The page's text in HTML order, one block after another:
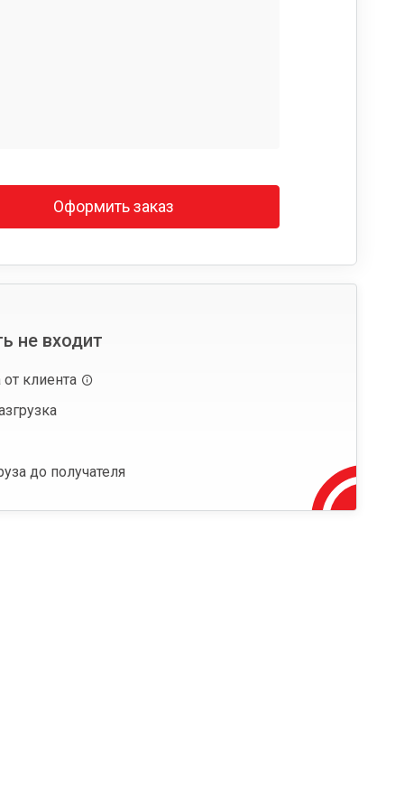
Оформить заказ
не входит
от клиента
до получателя